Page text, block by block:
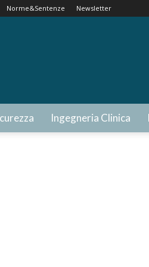
Norme&Sentenze Newsletter
Ingegneria Clinica